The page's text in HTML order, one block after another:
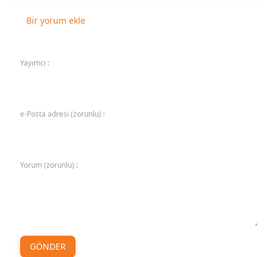
Bir yorum ekle
Yayımcı :
e-Posta adresi (zorunlu) :
Yorum (zorunlu) :
GÖNDER